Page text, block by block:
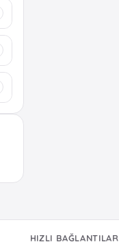
HIZLI BAĞLANTILAR